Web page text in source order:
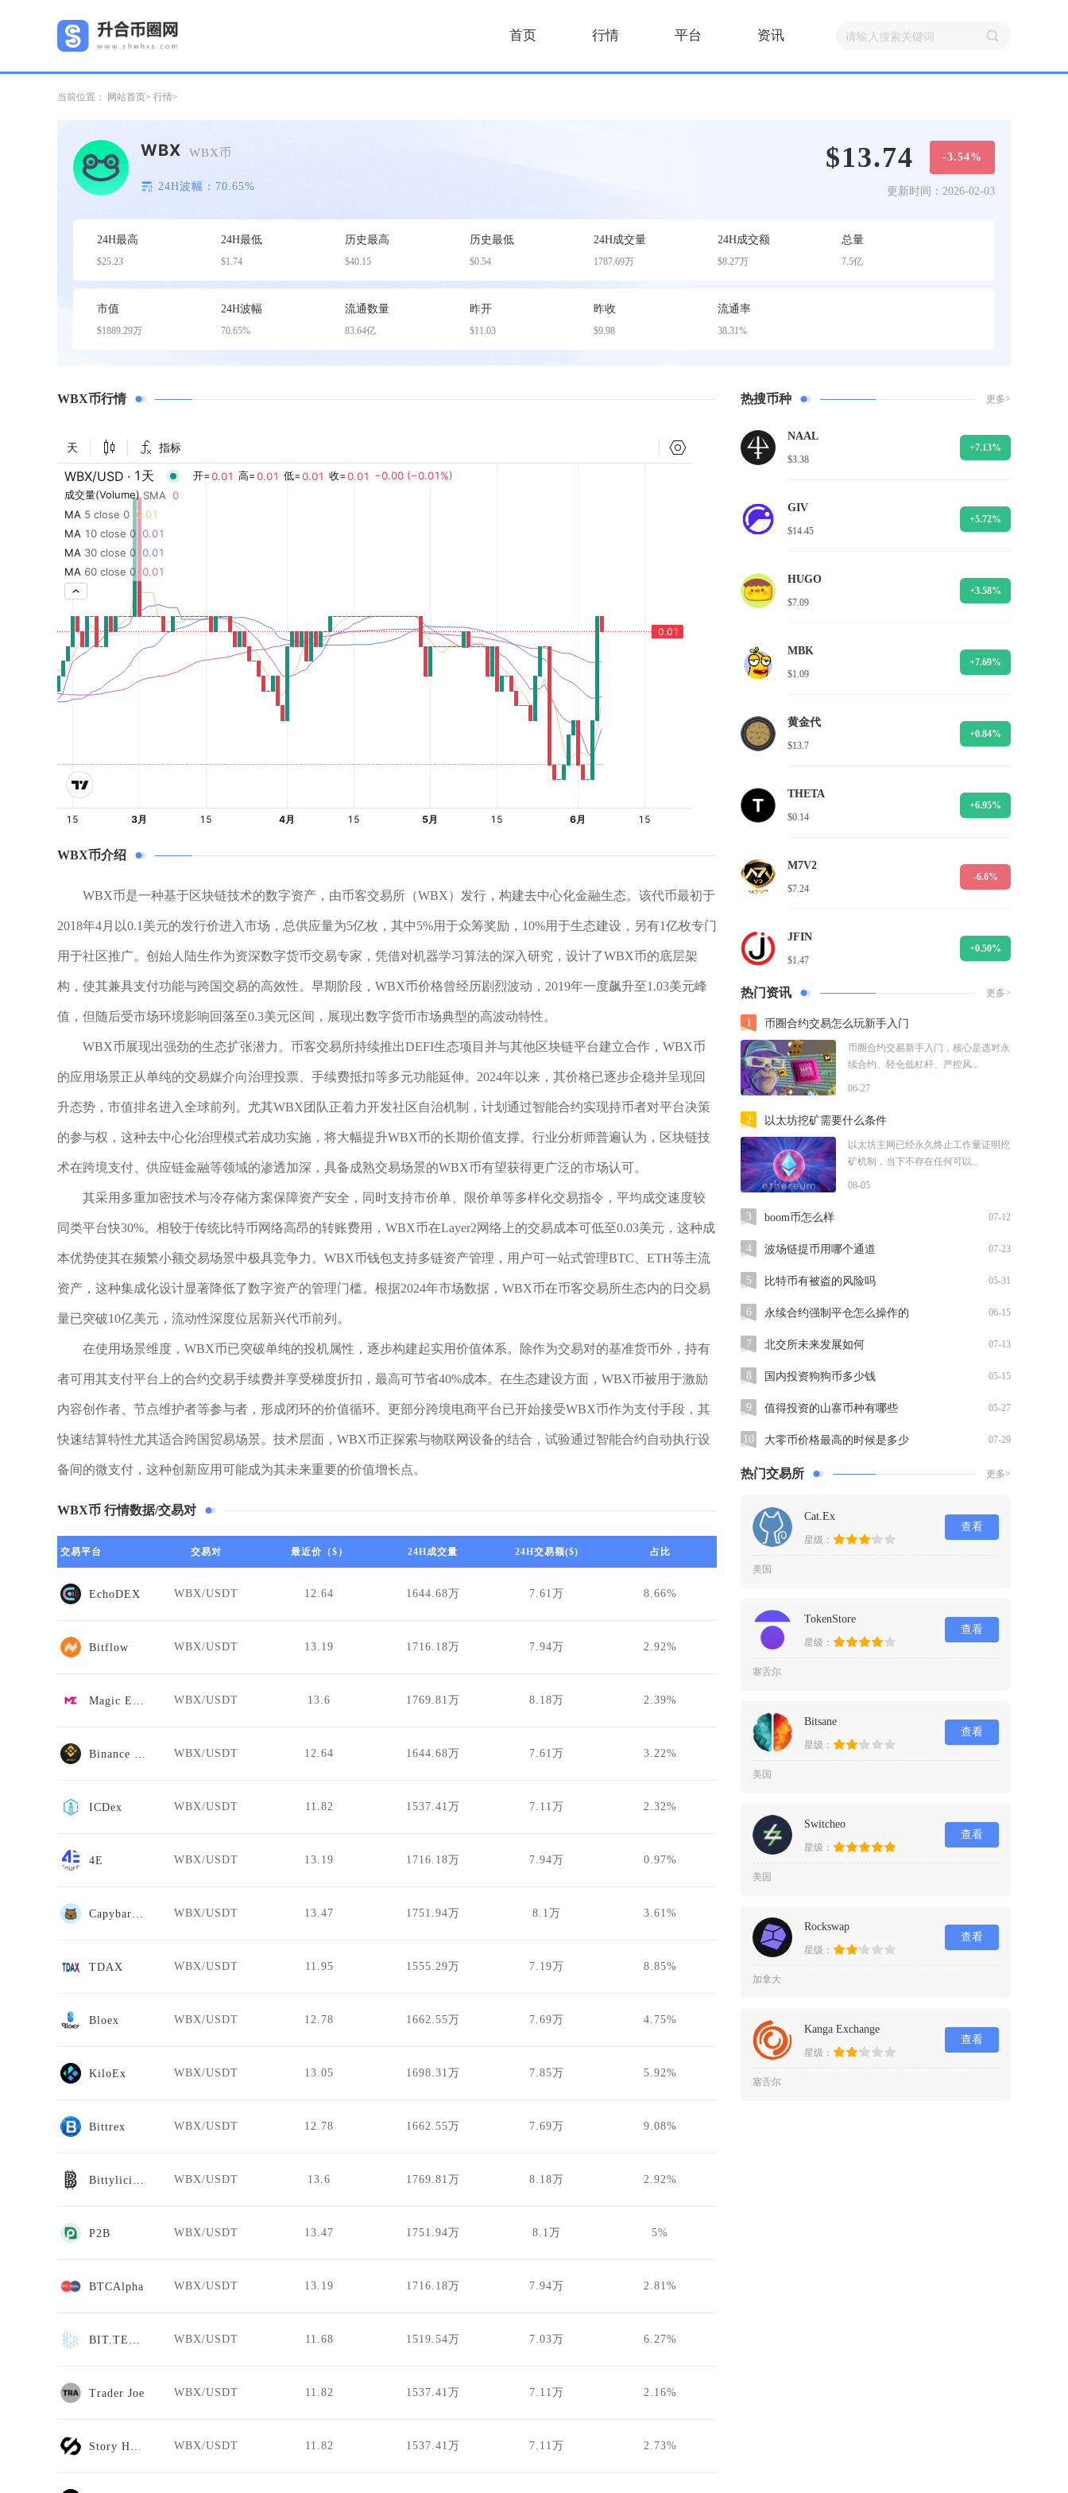
首页 行情 平台 资讯
当前位置： 网站首页 行情
WBX WBX币
24H波幅：70.65%
$13.74 -3.54%
更新时间：2026-02-03
24H最高
$25.23
24H最低
$1.74
历史最高
$40.15
历史最低
$0.54
24H成交量
1787.69万
24H成交额
$8.27万
总量
7.5亿
市值
$1889.29万
24H波幅
70.65%
流通数量
83.64亿
昨开
$11.03
昨收
$9.98
流通率
38.31%
WBX币行情
WBX币介绍
WBX币是一种基于区块链技术的数字资产，由币客交易所（WBX）发行，构建去中心化金融生态。该代币最初于
2018年4月以0.1美元的发行价进入市场，总供应量为5亿枚，其中5%用于众筹奖励，10%用于生态建设，另有1亿枚专门
用于社区推广。创始人陆生作为资深数字货币交易专家，凭借对机器学习算法的深入研究，设计了WBX币的底层架
构，使其兼具支付功能与跨国交易的高效性。早期阶段，WBX币价格曾经历剧烈波动，2019年一度飙升至1.03美元峰
值，但随后受市场环境影响回落至0.3美元区间，展现出数字货币市场典型的高波动特性。
WBX币展现出强劲的生态扩张潜力。币客交易所持续推出DEFI生态项目并与其他区块链平台建立合作，WBX币
的应用场景正从单纯的交易媒介向治理投票、手续费抵扣等多元功能延伸。2024年以来，其价格已逐步企稳并呈现回
升态势，市值排名进入全球前列。尤其WBX团队正着力开发社区自治机制，计划通过智能合约实现持币者对平台决策
的参与权，这种去中心化治理模式若成功实施，将大幅提升WBX币的长期价值支撑。行业分析师普遍认为，区块链技
术在跨境支付、供应链金融等领域的渗透加深，具备成熟交易场景的WBX币有望获得更广泛的市场认可。
其采用多重加密技术与冷存储方案保障资产安全，同时支持市价单、限价单等多样化交易指令，平均成交速度较
同类平台快30%。相较于传统比特币网络高昂的转账费用，WBX币在Layer2网络上的交易成本可低至0.03美元，这种成
本优势使其在频繁小额交易场景中极具竞争力。WBX币钱包支持多链资产管理，用户可一站式管理BTC、ETH等主流
资产，这种集成化设计显著降低了数字资产的管理门槛。根据2024年市场数据，WBX币在币客交易所生态内的日交易
量已突破10亿美元，流动性深度位居新兴代币前列。
在使用场景维度，WBX币已突破单纯的投机属性，逐步构建起实用价值体系。除作为交易对的基准货币外，持有
者可用其支付平台上的合约交易手续费并享受梯度折扣，最高可节省40%成本。在生态建设方面，WBX币被用于激励
内容创作者、节点维护者等参与者，形成闭环的价值循环。更部分跨境电商平台已开始接受WBX币作为支付手段，其
快速结算特性尤其适合跨国贸易场景。技术层面，WBX币正探索与物联网设备的结合，试验通过智能合约自动执行设
备间的微支付，这种创新应用可能成为其未来重要的价值增长点。
WBX币 行情数据/交易对
交易平台 交易对 最近价（$） 24H成交量 24H交易额($) 占比
EchoDEX WBX/USDT 12.64 1644.68万 7.61万 8.66%
Bitflow WBX/USDT 13.19 1716.18万 7.94万 2.92%
WBX/USDT 13.6 1769.81万 8.18万 2.39%
WBX/USDT 12.64 1644.68万 7.61万 3.22%
ICDex WBX/USDT 11.82 1537.41万 7.11万 2.32%
4E WBX/USDT 13.19 1716.18万 7.94万 0.97%
WBX/USDT 13.47 1751.94万 8.1万 3.61%
TDAX WBX/USDT 11.95 1555.29万 7.19万 8.85%
Bloex WBX/USDT 12.78 1662.55万 7.69万 4.75%
KiloEx WBX/USDT 13.05 1698.31万 7.85万 5.92%
Bittrex WBX/USDT 12.78 1662.55万 7.69万 9.08%
WBX/USDT 13.6 1769.81万 8.18万 2.92%
P2B WBX/USDT 13.47 1751.94万 8.1万 5%
BTCAlpha WBX/USDT 13.19 1716.18万 7.94万 2.81%
WBX/USDT 11.68 1519.54万 7.03万 6.27%
Trader Joe WBX/USDT 11.82 1537.41万 7.11万 2.16%
WBX/USDT 11.82 1537.41万 7.11万 2.73%
热搜币种 更多>
NAAL
$3.38
+7.13%
GIV
$14.45
+5.72%
HUGO
$7.09
+3.58%
MBK
$1.09
+7.69%
黄金代
$13.7
+0.84%
THETA
$0.14
+6.95%
M7V2
$7.24
-6.6%
JFIN
$1.47
+0.50%
热门资讯 更多>
1 币圈合约交易怎么玩新手入门
币圈合约交易新手入门，核心是选对永
续合约、轻仓低杠杆、严控风...
06-27
2 以太坊挖矿需要什么条件
以太坊主网已经永久终止工作量证明挖
矿机制，当下不存在任何可以...
08-05
3 boom币怎么样 07-12
4 波场链提币用哪个通道 07-23
5 比特币有被盗的风险吗 05-31
6 永续合约强制平仓怎么操作的 06-15
7 北交所未来发展如何 07-13
8 国内投资狗狗币多少钱 05-15
9 值得投资的山寨币种有哪些 05-27
10 大零币价格最高的时候是多少 07-29
热门交易所 更多>
Cat.Ex
星级：
查看
美国
TokenStore
星级：
查看
塞舌尔
Bitsane
星级：
查看
美国
Switcheo
星级：
查看
美国
Rockswap
星级：
查看
加拿大
Kanga Exchange
星级：
查看
塞舌尔